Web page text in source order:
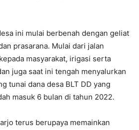
ini mulai berbenah dengan geliat
prasarana. Mulai dari jalan
masyarakat, irigasi serta
juga saat ini tengah menyalurkan
tunai dana desa BLT DD yang
masuk 6 bulan di tahun 2022.
terus berupaya memainkan